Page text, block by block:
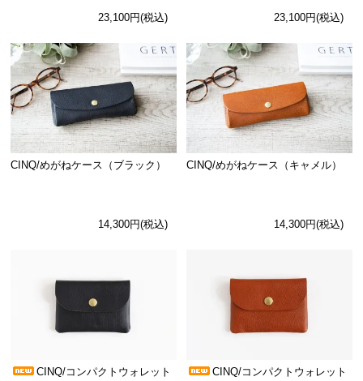
23,100円(税込) 23,100円(税込)
CINQ/めがねケース（ブラック）
14,300円(税込)
CINQ/めがねケース（キャメル）
14,300円(税込)
CINQ/コンパクトウォレット
CINQ/コンパクトウォレット